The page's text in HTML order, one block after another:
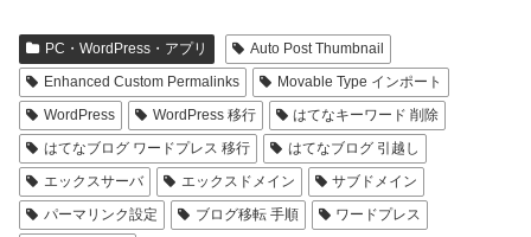
PC・WordPress・アプリ
Auto Post Thumbnail
Enhanced Custom Permalinks
Movable Type インポート
WordPress
WordPress 移行
はてなキーワード 削除
はてなブログ ワードプレス 移行
はてなブログ 引越し
エックスサーバ
エックスドメイン
サブドメイン
パーマリンク設定
ブログ移転 手順
ワードプレス